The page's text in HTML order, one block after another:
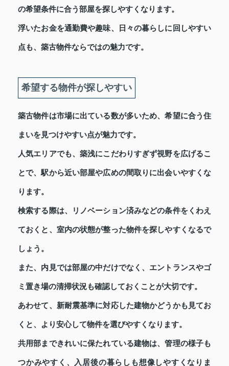
の希望条件に合う部屋を探しやすくなります。
浮いたお金を通勤費や趣味、日々の暮らしに回しやすい
点も、築古物件ならではの魅力です。
希望する物件が探しやすい
築古物件は市場に出ている数が多いため、希望に合う住
まいを見つけやすい点が魅力です。
人気エリアでも、築浅にこだわりすぎず視野を広げるこ
とで、駅から近い部屋や広めの間取りに出会いやすくな
ります。
検索する際は、リノベーション済みなどの条件をくわえ
ておくと、室内の状態が整った物件を探しやすくなるで
しょう。
また、内見では部屋の中だけでなく、エントランスやゴ
ミ置き場の清掃状況も確認しておくことが大切です。
あわせて、新耐震基準に対応した建物かどうかも見てお
くと、より安心して物件を選びやすくなります。
共用部まできれいに保たれている建物は、管理の様子も
つかみやすく、入居後の暮らしも想像しやすくなりま